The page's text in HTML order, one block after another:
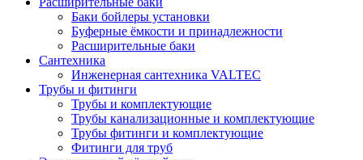
Баки бойлеры установки
Буферные ёмкости и принадлежности
Расширительные баки
Сантехника
Инженерная сантехника VALTEC
Трубы и фитинги
Трубы и комплектующие
Трубы канализационные и комплектующие
Трубы фитинги и комплектующие
Фитинги для труб